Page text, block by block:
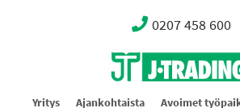
0207 458 600
Oy J-Trading Ab
Yritys Ajankohtaista Avoimet